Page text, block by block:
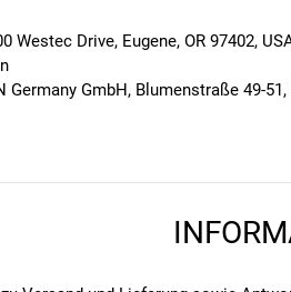
Westec Drive, Eugene, OR 97402,
Germany GmbH, Blumenstraße 49-